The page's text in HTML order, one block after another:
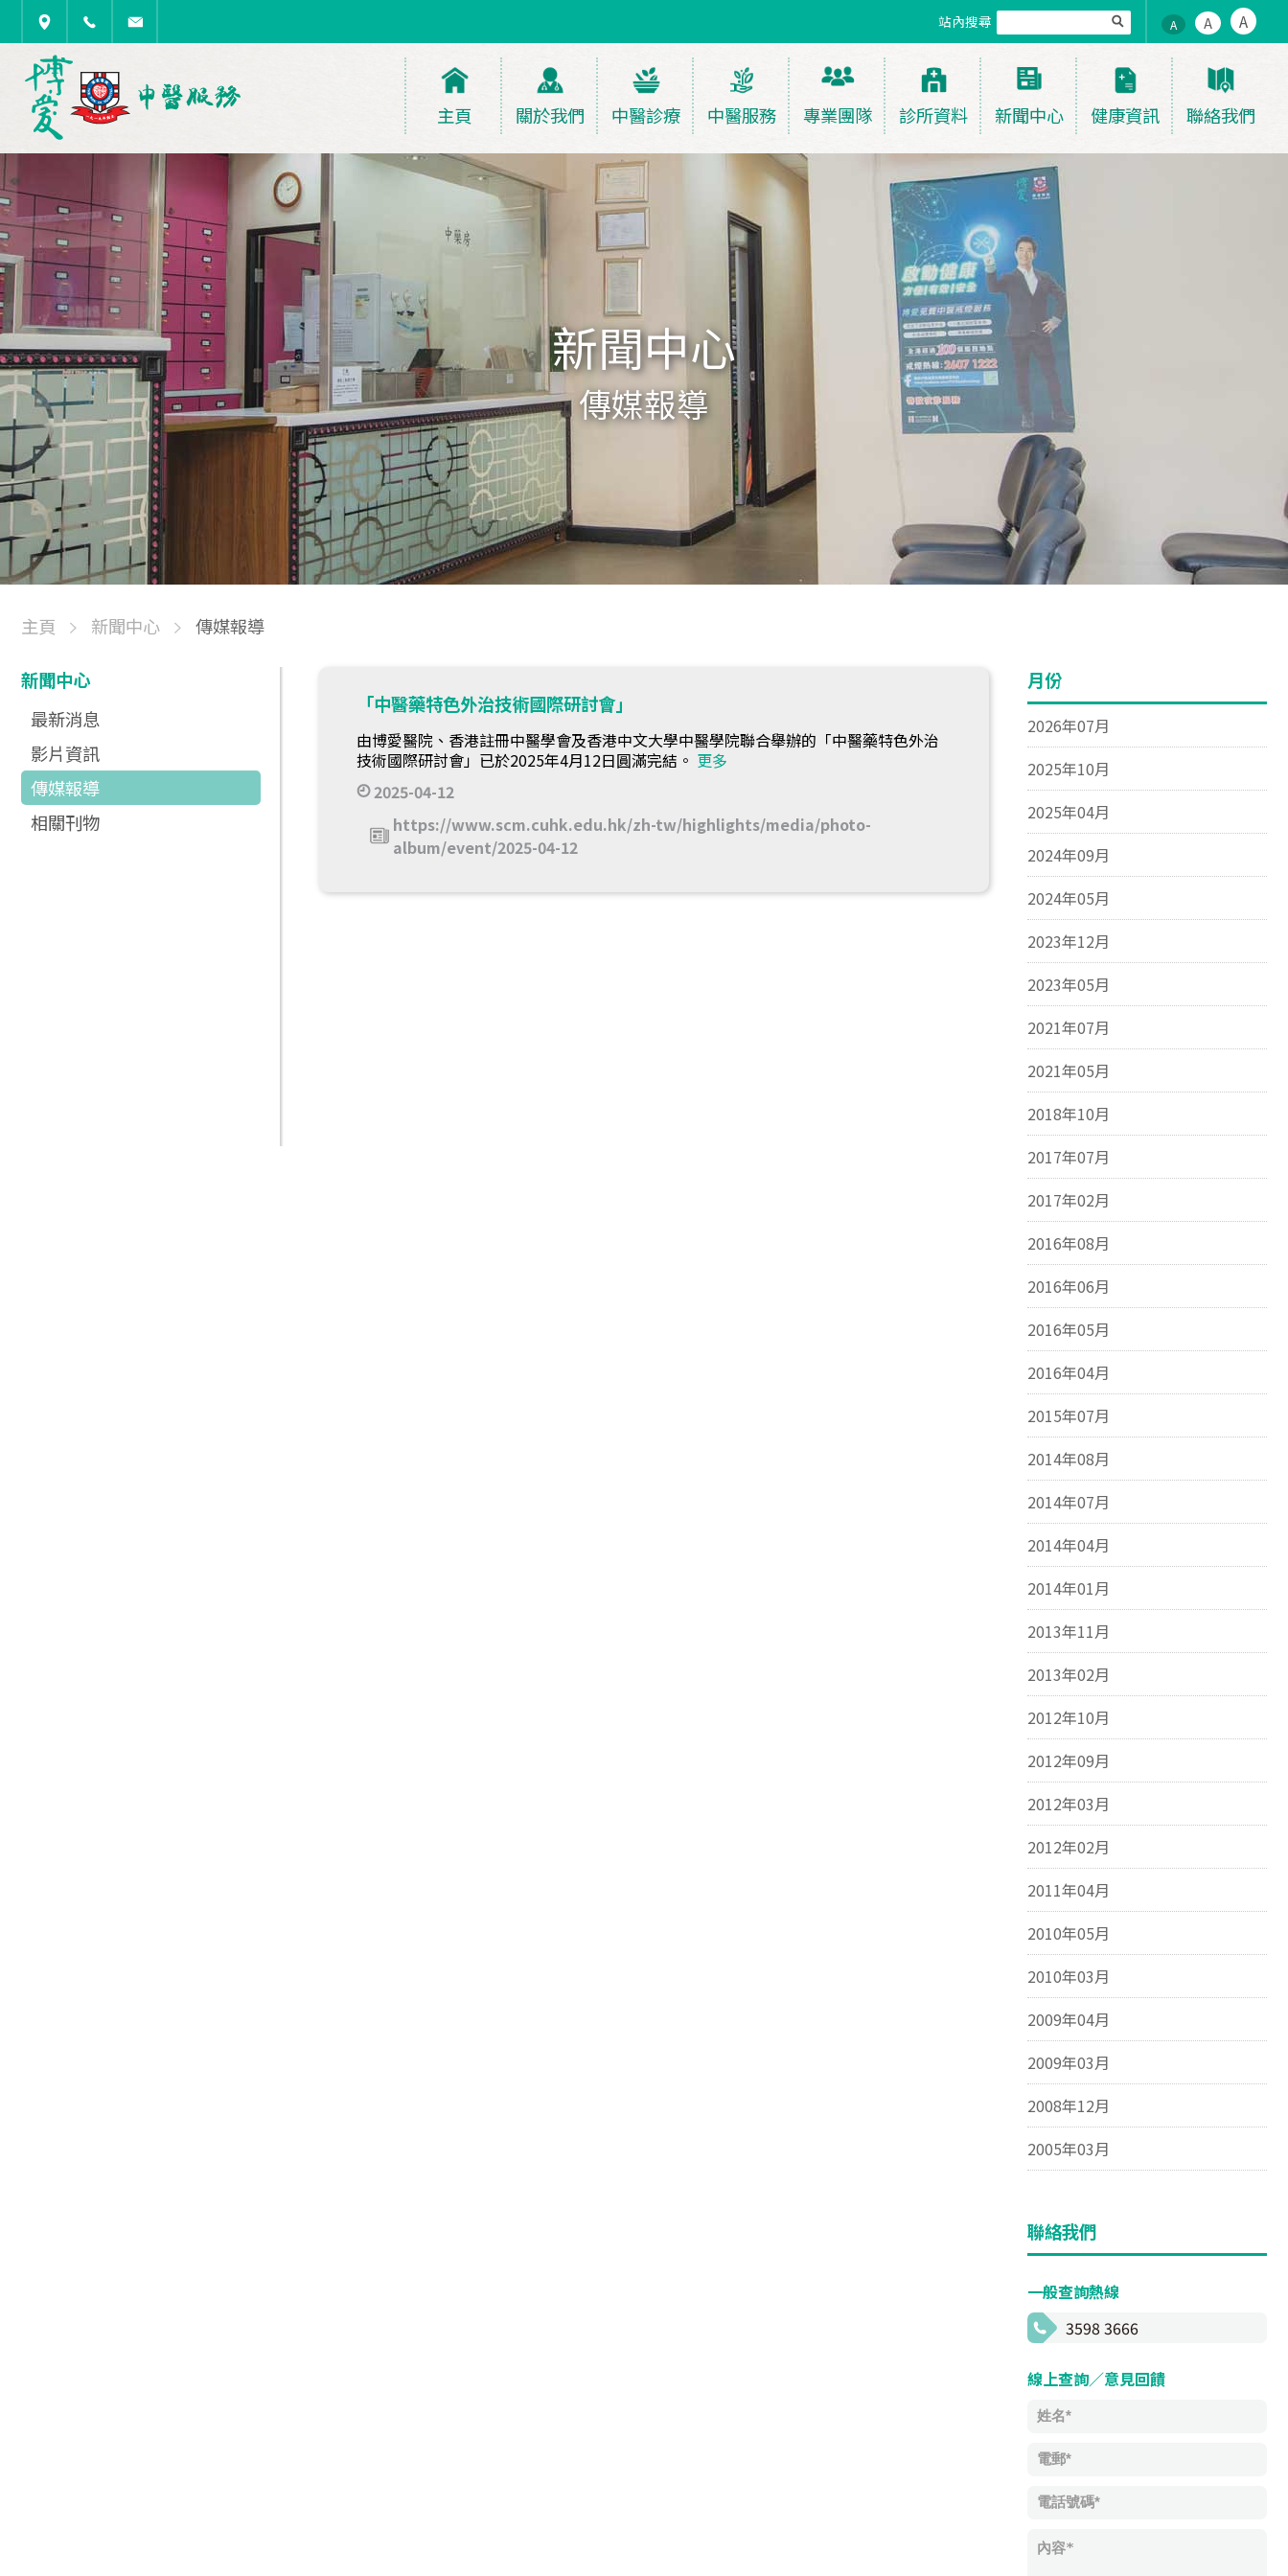
站內搜尋 A A A
主頁 關於我們 中醫診療 中醫服務 專業團隊 診所資料 新聞中心 健康資訊 聯絡我們
新聞中心
傳媒報導
主頁 新聞中心 傳媒報導
新聞中心
最新消息
影片資訊
傳媒報導
相關刊物
「中醫藥特色外治技術國際研討會」
由博愛醫院、香港註冊中醫學會及香港中文大學中醫學院聯合舉辦的「中醫藥特色外治
技術國際研討會」已於2025年4月12日圓滿完結。 更多
2025-04-12
https://www.scm.cuhk.edu.hk/zh-tw/highlights/media/photo-
album/event/2025-04-12
月份
2026年07月
2025年10月
2025年04月
2024年09月
2024年05月
2023年12月
2023年05月
2021年07月
2021年05月
2018年10月
2017年07月
2017年02月
2016年08月
2016年06月
2016年05月
2016年04月
2015年07月
2014年08月
2014年07月
2014年04月
2014年01月
2013年11月
2013年02月
2012年10月
2012年09月
2012年03月
2012年02月
2011年04月
2010年05月
2010年03月
2009年04月
2009年03月
2008年12月
2005年03月
聯絡我們
一般查詢熱線
3598 3666
線上查詢／意見回饋